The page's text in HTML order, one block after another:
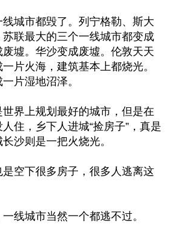
城市都毁了。列宁格勒、斯大
联最大的三个一线城市都变成
墟。华沙变成废墟。伦敦天天
片火海，建筑基本上都烧光。
片湿地沼泽。
界上规划最好的城市，但是在
住，乡下人进城“捡房子”，真是
沙则是一把火烧光。
空下很多房子，很多人逃离这
线城市当然一个都逃不过。